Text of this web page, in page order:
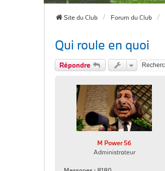
Site du Club Forum du Club
Qui roule en quoi
Répondre
M Power 56
Administrateur